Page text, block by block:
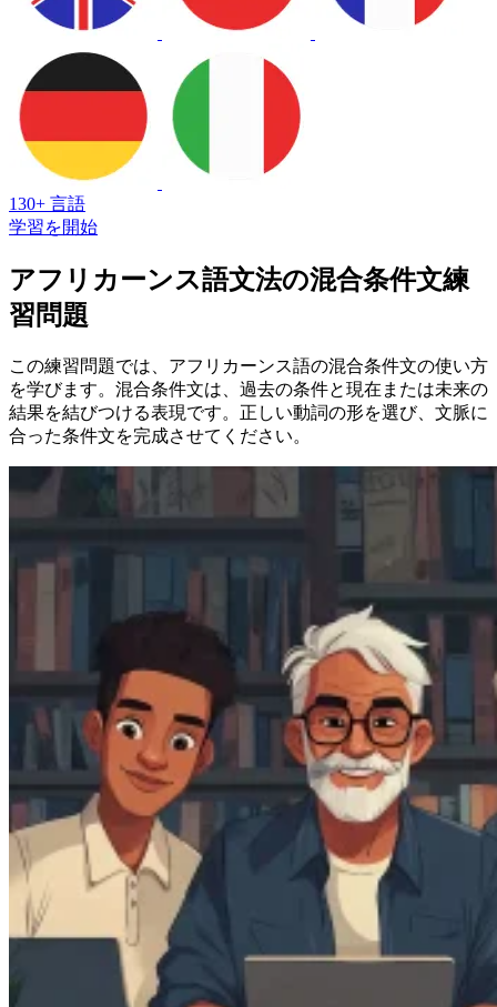
130+ 言語
学習を開始
アフリカーンス語文法の混合条件文練
習問題
この練習問題では、アフリカーンス語の混合条件文の使い方
を学びます。混合条件文は、過去の条件と現在または未来の
結果を結びつける表現です。正しい動詞の形を選び、文脈に
合った条件文を完成させてください。